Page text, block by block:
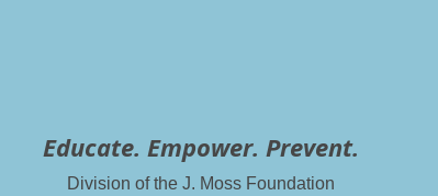
Educate. Empower. Prevent.
Division of the J. Moss Foundation